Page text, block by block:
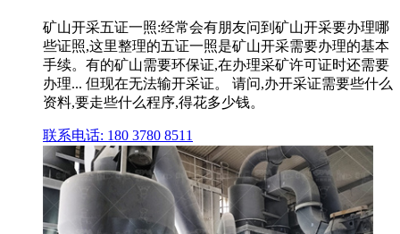
矿山开采五证一照:经常会有朋友问到矿山开采要办理哪
些证照,这里整理的五证一照是矿山开采需要办理的基本
手续。有的矿山需要环保证,在办理采矿许可证时还需要
办理... 但现在无法输开采证。 请问,办开采证需要些什么
资料,要走些什么程序,得花多少钱。
联系电话: 180 3780 8511